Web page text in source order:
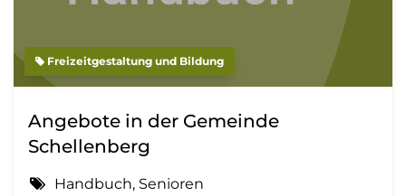
Freizeitgestaltung und Bildung
Angebote in der Gemeinde
Schellenberg
Handbuch, Senioren